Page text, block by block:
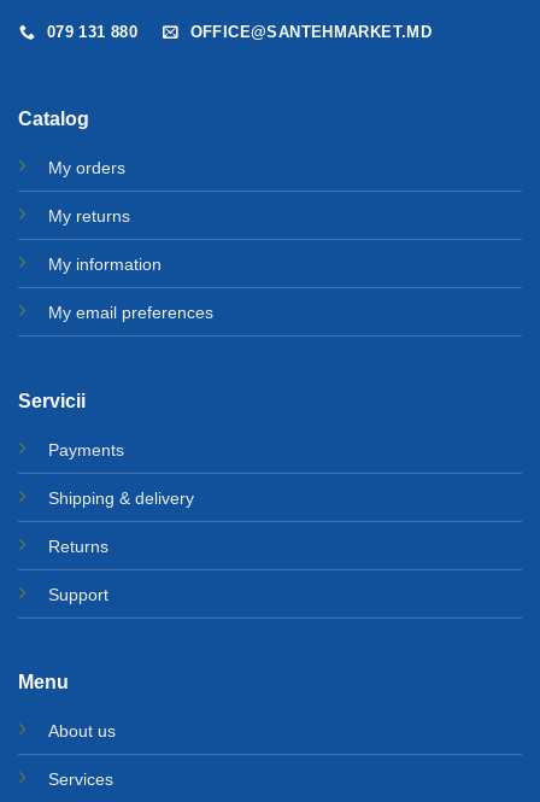
079 131 880 OFFICE@SANTEHMARKET.MD
Catalog
My orders
My returns
My information
My email preferences
Servicii
Payments
Shipping & delivery
Returns
Support
Menu
About us
Services